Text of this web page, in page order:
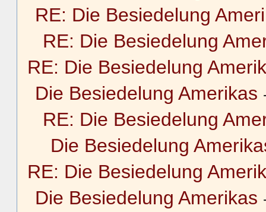
RE: Die Besiedelung
RE: Die Besiedelung
RE: Die Besiedelung
Die Besiedelung Amerikas
RE: Die Besiedelung
Die Besiedelung
RE: Die Besiedelung
Die Besiedelung Amerikas